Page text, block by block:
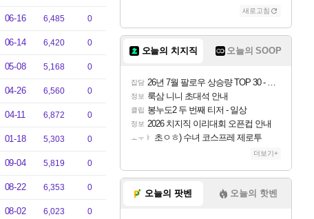
06-16 6,485 0
06-14 6,420 0
05-08 5,168 0
04-26 6,560 0
04-11 6,872 0
01-18 5,303 0
09-04 5,819 0
08-22 6,353 0
08-02 6,023 0
새로고침
오늘의 치지직 오늘의 SOOP
잡담 26년 7월 팔로우 상승량 TOP 30 - 월간 치지직
정보 룩삼 니니 초대석 안내
클립 봉누도2 두 번째 티저 - 일상
정보 2026 치지직 이리대회 오픈컵 안내
ㅗㅜㅑ 초ㅇㅎ) 수녀 코스프레 제로투
더보기+
오늘의 팟벤 오늘의 핫벤